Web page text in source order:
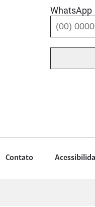
WhatsApp
Contato